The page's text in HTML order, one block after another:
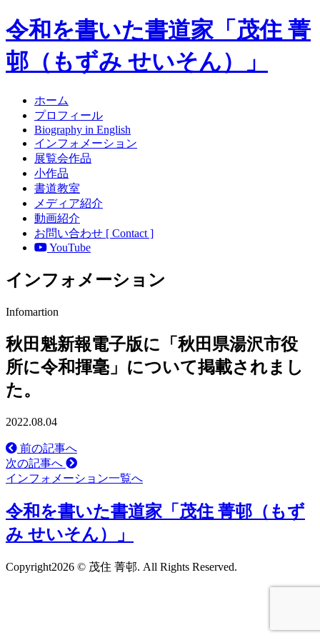
令和を書いた書道家「茂住 菁
邨（もずみ せいそん）」
ホーム
プロフィール
Biography in English
インフォメーション
展覧会作品
小作品
書道教室
メディア紹介
動画紹介
お問い合わせ [ Contact ]
YouTube
インフォメーション
Infomartion
秋田魁新報電子版に「秋田県湯沢市役
所に令和揮毫」について掲載されまし
た。
2022.08.04
前の記事へ
次の記事へ
インフォメーション一覧へ
令和を書いた書道家「茂住 菁邨（もず
み せいそん）」
Copyright2026 © 茂住 菁邨. All Rights Reserved.